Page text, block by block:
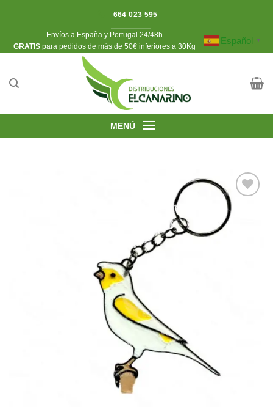
664 023 595
Envíos a España y Portugal 24/48h
​GRATIS para pedidos de más de 50€ inferiores a 30Kg
Español ▼
MENÚ